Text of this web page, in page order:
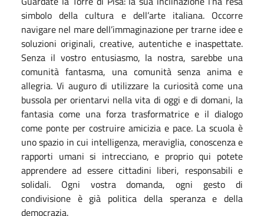
simbolo della cultura e dell’arte italiana. Occorre
navigare nel mare dell’immaginazione per trarne idee e
soluzioni originali, creative, autentiche e inaspettate.
Senza il vostro entusiasmo, la nostra, sarebbe una
comunità fantasma, una comunità senza anima e
allegria. Vi auguro di utilizzare la curiosità come una
bussola per orientarvi nella vita di oggi e di domani, la
fantasia come una forza trasformatrice e il dialogo
come ponte per costruire amicizia e pace. La scuola è
uno spazio in cui intelligenza, meraviglia, conoscenza e
rapporti umani si intrecciano, e proprio qui potete
apprendere ad essere cittadini liberi, responsabili e
solidali. Ogni vostra domanda, ogni gesto di
condivisione è già politica della speranza e della
democrazia.